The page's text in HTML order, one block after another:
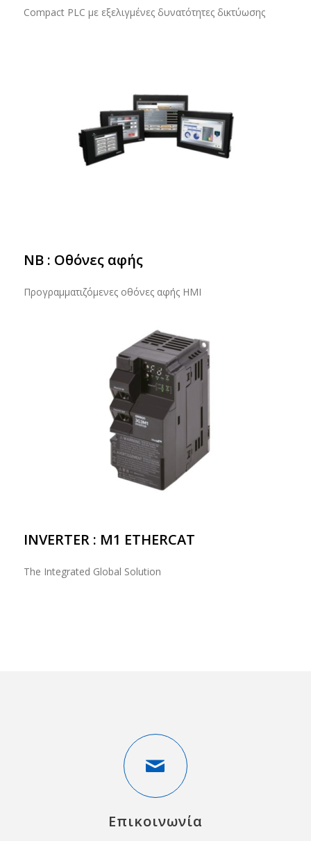
Compact PLC με εξελιγμένες δυνατότητες δικτύωσης
NB : Οθόνες αφής
Προγραμματιζόμενες οθόνες αφής HMI
INVERTER : M1 ETHERCAT
The Integrated Global Solution
Επικοινωνία